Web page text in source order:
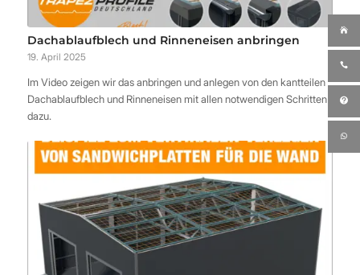
Dachablaufblech und Rinneneisen anbringen
19. April 2025
Im Video zeigen wir das anbringen und anlegen von den kantteilen
Dachablaufblech und Rinneneisen mit allen notwendigen Schritten
dazu.